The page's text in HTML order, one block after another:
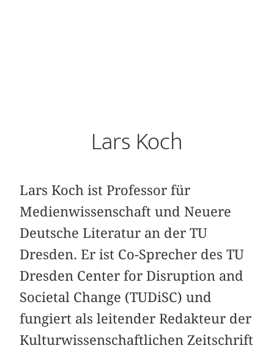
Lars Koch
Lars Koch ist Professor für
Medienwissenschaft und Neuere
Deutsche Literatur an der TU
Dresden. Er ist Co-Sprecher des TU
Dresden Center for Disruption and
Societal Change (TUDiSC) und
fungiert als leitender Redakteur der
Kulturwissenschaftlichen Zeitschrift